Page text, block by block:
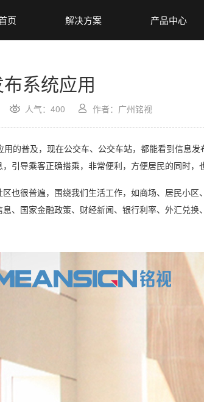
页 解决方案 产品中心
系统应用
人气： 400 作者：广州铭视
普及，现在公交车、公交车站，都能看到信息发
引导乘客正确搭乘，非常便利，方便居民的同时，
区也很普遍，围绕我们生活工作，如商场、居民小
、国家金融政策、财经新闻、银行利率、外汇兑